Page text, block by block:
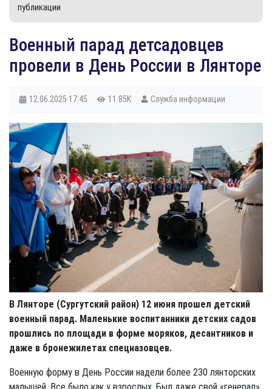
публикации
​Военный парад детсадовцев
провели в День России в Лянторе
12.06.2025 17:45 11.85K Служба информации
В Лянторе (Сургутский район) 12 июня прошел детский
военный парад. Маленькие воспитанники детских садов
прошлись по площади в форме моряков, десантников и
даже в бронежилетах спецназовцев.
Военную форму в День России надели более 230 лянторских